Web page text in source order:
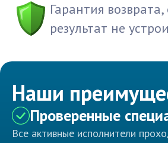
Гарантия возврата,
результат не
Наши
Проверенные
Все активные исполнители